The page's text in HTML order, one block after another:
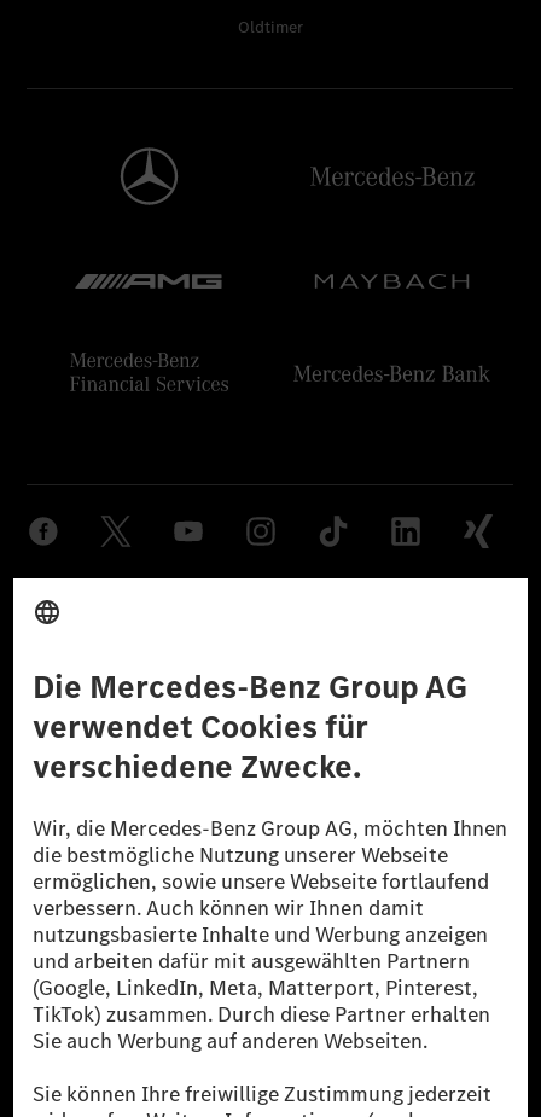
Oldtimer
© 2026 Mercedes-Benz Group AG. Alle Rechte vorbehalten.
reduzierte CO₂-Emissionen bei der Mercedes-Benz Group durch
zertifizierte Ausgleichsprojekte kompensiert werden.
[2] Renewable Charging ist ein integraler Bestandteil von MB.CHARGE
Public in Europa, den USA, Kanada und China. Sofern an der jeweiligen
Ladestation noch kein Strom aus erneuerbaren Energien vorliegt,
verwendet Renewable Charging Grünstromzertifikate*. Diese stellen
sicher, dass für Ladevorgänge über MB.CHARGE Public eine äquivalente
Strommenge aus erneuerbaren Energien ins Stromnetz eingespeist wird.
Sie stammen ausschließlich aus Wind- und Solarkraftanlagen, die jünger
als sechs Jahre sind.
* Inkl. EKOenergy Ökolabel
* Die angegebenen Werte wurden nach dem vorgeschriebenen
Messverfahren WLTP (Worldwide harmonised Light vehicles Test